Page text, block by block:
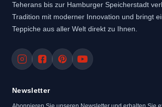
Teherans bis zur Hamburger Speicherstadt
Tradition mit moderner Innovation und bringt
Teppiche aus aller Welt direkt zu Ihnen.
Newsletter